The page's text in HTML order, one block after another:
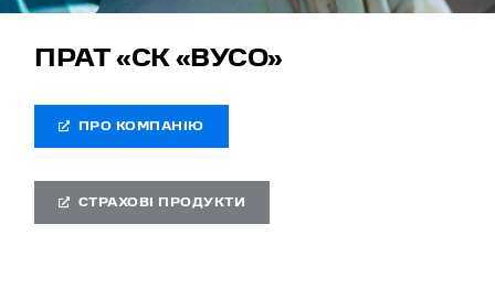
ПРАТ «СК «ВУСО»
ПРО КОМПАНІЮ
СТРАХОВІ ПРОДУКТИ